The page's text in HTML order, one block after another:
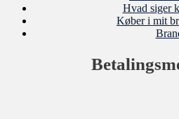
Hvad siger
Køber i mit